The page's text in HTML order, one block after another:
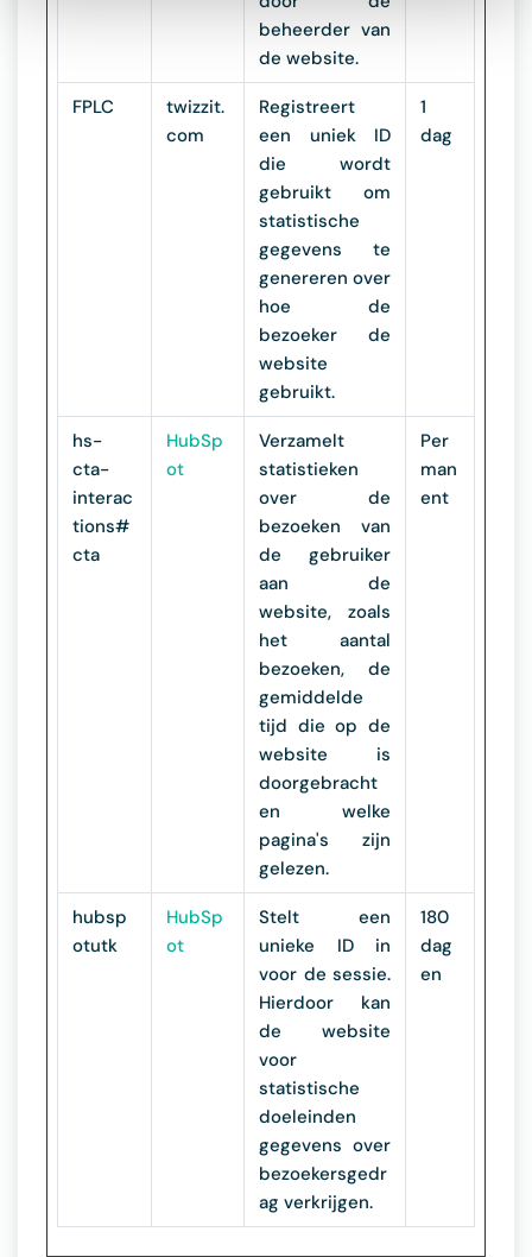
beheerder van
de website.
FPLC
twizzit.
com
Registreert
een uniek ID
die wordt
gebruikt om
statistische
gegevens te
genereren over
hoe de
bezoeker de
website
gebruikt.
1
dag
hs-
cta-
interac
tions#
cta
HubSp
ot
Verzamelt
statistieken
over de
bezoeken van
de gebruiker
aan de
website, zoals
het aantal
bezoeken, de
gemiddelde
tijd die op de
website is
doorgebracht
en welke
pagina's zijn
gelezen.
Per
man
ent
hubsp
otutk
HubSp
ot
Stelt een
unieke ID in
voor de sessie.
Hierdoor kan
de website
voor
statistische
doeleinden
gegevens over
bezoekersgedr
ag verkrijgen.
180
dag
en